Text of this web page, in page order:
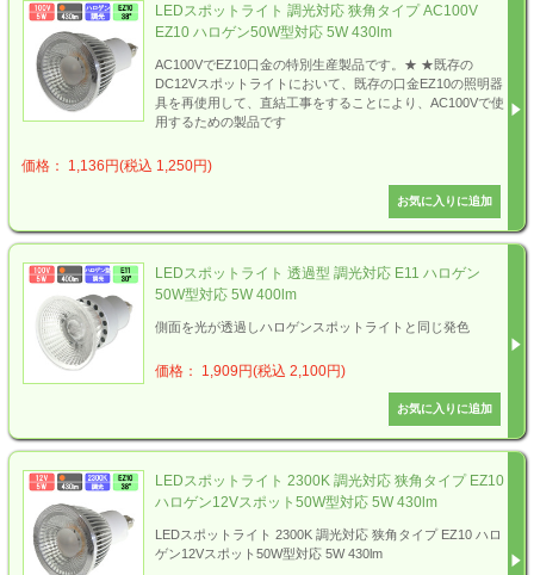
LEDスポットライト 調光対応 狭角タイプ AC100V
EZ10 ハロゲン50W型対応 5W 430lm
AC100VでEZ10口金の特別生産製品です。★ ★既存の
DC12Vスポットライトにおいて、既存の口金EZ10の照明器
具を再使用して、直結工事をすることにより、AC100Vで使
用するための製品です
価格： 1,136円(税込 1,250円)
LEDスポットライト 透過型 調光対応 E11 ハロゲン
50W型対応 5W 400lm
側面を光が透過しハロゲンスポットライトと同じ発色
価格： 1,909円(税込 2,100円)
LEDスポットライト 2300K 調光対応 狭角タイプ EZ10
ハロゲン12Vスポット50W型対応 5W 430lm
LEDスポットライト 2300K 調光対応 狭角タイプ EZ10 ハロ
ゲン12Vスポット50W型対応 5W 430lm